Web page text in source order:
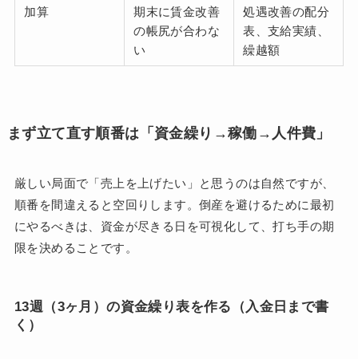
加算
期末に賃金改善
の帳尻が合わな
い
処遇改善の配分
表、支給実績、
繰越額
まず立て直す順番は「資金繰り→稼働→人件費」
厳しい局面で「売上を上げたい」と思うのは自然ですが、
順番を間違えると空回りします。倒産を避けるために最初
にやるべきは、資金が尽きる日を可視化して、打ち手の期
限を決めることです。
13週（3ヶ月）の資金繰り表を作る（入金日まで書
く）